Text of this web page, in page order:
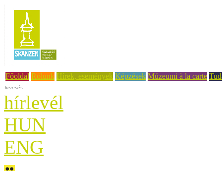
Főoldal Rólunk Hírek, események Képzések Múzeumi à la carte
hírlevél
HUN
ENG